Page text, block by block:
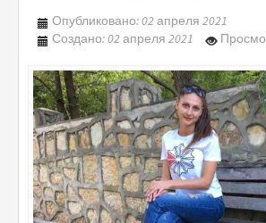
Опубликовано: 02 апреля 2021
Создано: 02 апреля 2021